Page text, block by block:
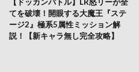
てを破壊！開眼する大魔王『ステ
ージ2』極系5属性ミッション解
説！【新キャラ無し完全攻略】